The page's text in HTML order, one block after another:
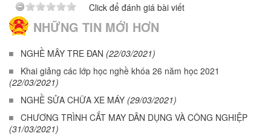
Click để đánh giá bài viết
NHỮNG TIN MỚI HƠN
NGHỀ MÂY TRE ĐAN (22/03/2021)
Khai giảng các lớp học nghề khóa 26 năm học 2021
(22/03/2021)
NGHỀ SỬA CHỮA XE MÁY (29/03/2021)
CHƯƠNG TRÌNH CẮT MAY DÂN DỤNG VÀ CÔNG NGHIỆP
(31/03/2021)